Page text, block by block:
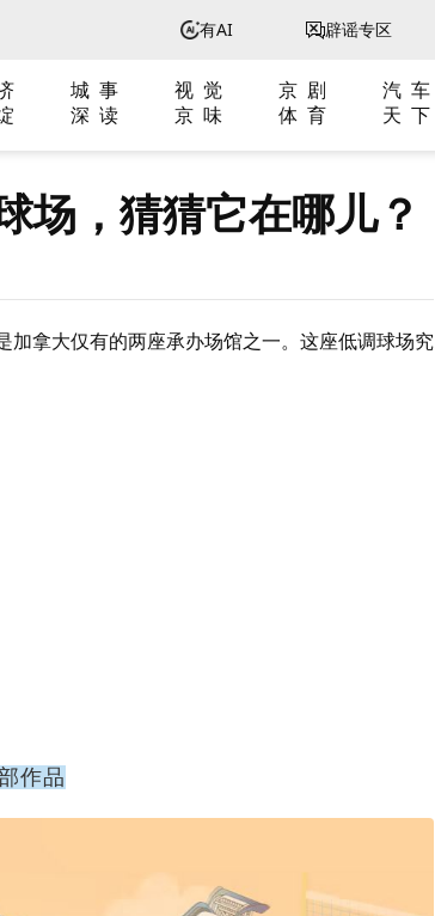
有AI 辟谣专区
城 事 视 觉 京 剧 汽 车
深 读 京 味 体 育 天 下
场，猜猜它在哪儿？
拿大仅有的两座承办场馆之一。这座低调球场究
作品